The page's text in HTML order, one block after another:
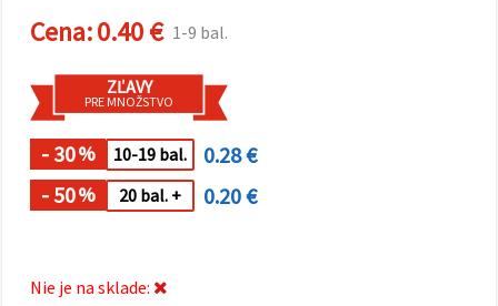
môžete
uviesť svoje
Nastaveniach
výberom
súborov
cookie a
kliknutím
Prijať
Cena:0.40 € 1-9 bal.
ZĽAVY
PRE MNOŽSTVO
- 30% 10-19 bal.
0.28 €
- 50% 20 bal. + 0.20 €
Nie je na sklade: